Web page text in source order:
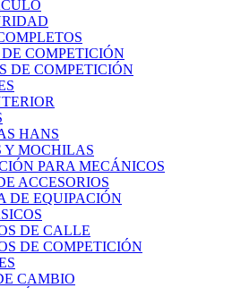
COMPETICIÓN
DE COMPETICIÓN
HANS
Y MOCHILAS
PARA MECÁNICOS
ACCESORIOS
DE EQUIPACIÓN
DE CALLE
DE COMPETICIÓN
CAMBIO